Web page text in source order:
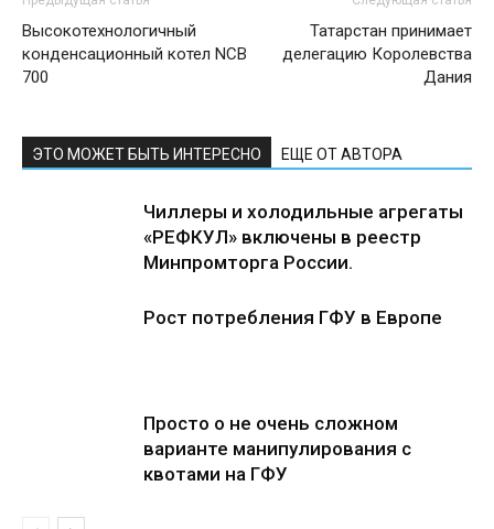
Высокотехнологичный
конденсационный котел NCB
700
Татарстан принимает
делегацию Королевства
Дания
ЭТО МОЖЕТ БЫТЬ ИНТЕРЕСНО ЕЩЕ ОТ АВТОРА
Чиллеры и холодильные агрегаты
«РЕФКУЛ» включены в реестр
Минпромторга России.
Рост потребления ГФУ в Европе
Просто о не очень сложном
варианте манипулирования с
квотами на ГФУ